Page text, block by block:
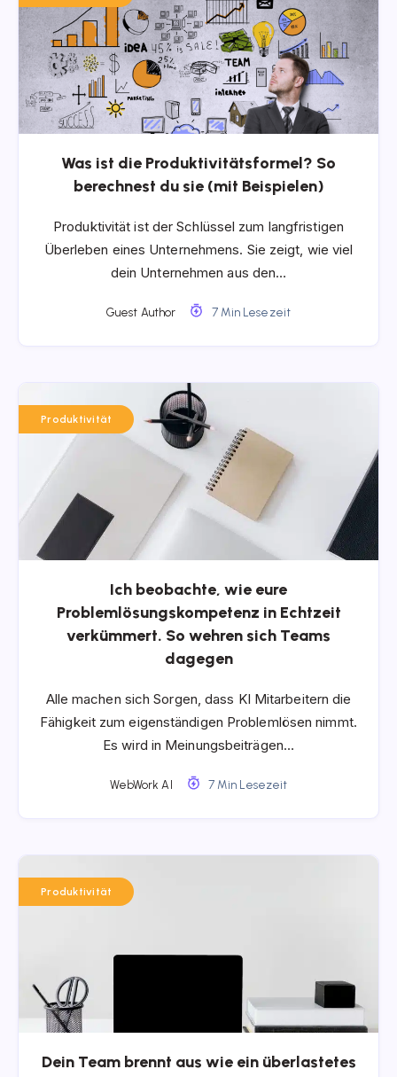
Was ist die Produktivitätsformel? So
berechnest du sie (mit Beispielen)
Produktivität ist der Schlüssel zum langfristigen
Überleben eines Unternehmens. Sie zeigt, wie viel
dein Unternehmen aus den…
Guest Author 7 Min Lesezeit
Produktivität
Ich beobachte, wie eure
Problemlösungskompetenz in Echtzeit
verkümmert. So wehren sich Teams
dagegen
Alle machen sich Sorgen, dass KI Mitarbeitern die
Fähigkeit zum eigenständigen Problemlösen nimmt.
Es wird in Meinungsbeiträgen…
WebWork AI 7 Min Lesezeit
Produktivität
Dein Team brennt aus wie ein überlastetes